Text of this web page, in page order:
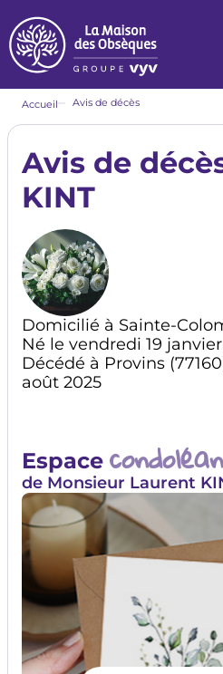
au
contenu
principal
Fil
Accueil Avis de décès
Avis de
KINT
Domicilié à Sainte-
Né le vendredi 19 janvier
Décédé à Provins
août 2025
Espace
de Monsieur Laurent